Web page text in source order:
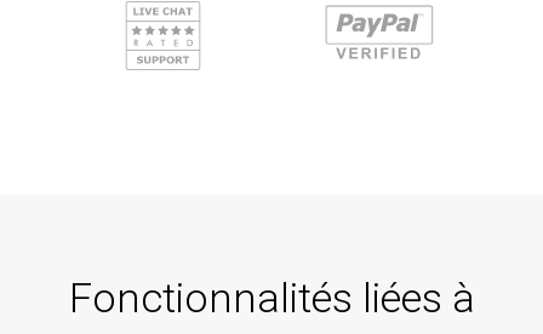
Fonctionnalités liées à